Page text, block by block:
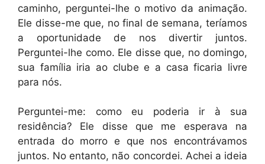
caminho, perguntei-lhe o motivo da animação.
Ele disse-me que, no final de semana, teríamos
a oportunidade de nos divertir juntos.
Perguntei-lhe como. Ele disse que, no domingo,
sua família iria ao clube e a casa ficaria livre
para nós.
Perguntei-me: como eu poderia ir à sua
residência? Ele disse que me esperava na
entrada do morro e que nos encontrávamos
juntos. No entanto, não concordei. Achei a ideia